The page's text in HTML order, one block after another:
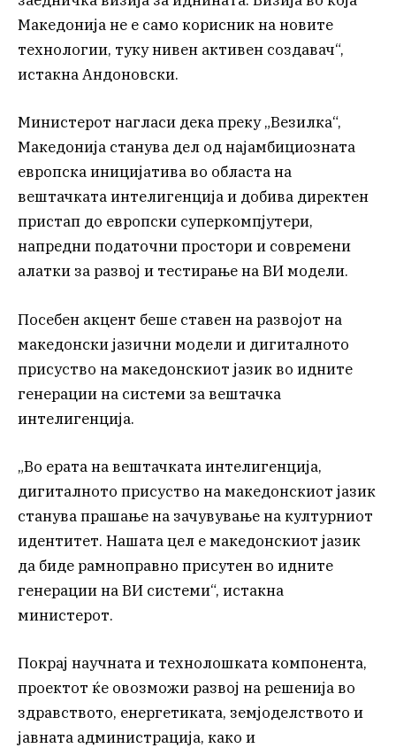
Македонија не е само корисник на новите
технологии, туку нивен активен создавач“,
истакна Андоновски.
Министерот нагласи дека преку „Везилка“,
Македонија станува дел од најамбициозната
европска иницијатива во областа на
вештачката интелигенција и добива директен
пристап до европски суперкомпјутери,
напредни податочни простори и современи
алатки за развој и тестирање на ВИ модели.
Посебен акцент беше ставен на развојот на
македонски јазични модели и дигиталното
присуство на македонскиот јазик во идните
генерации на системи за вештачка
интелигенција.
„Во ерата на вештачката интелигенција,
дигиталното присуство на македонскиот јазик
станува прашање на зачувување на културниот
идентитет. Нашата цел е македонскиот јазик
да биде рамноправно присутен во идните
генерации на ВИ системи“, истакна
министерот.
Покрај научната и технолошката компонента,
проектот ќе овозможи развој на решенија во
здравството, енергетиката, земјоделството и
јавната администрација, како и